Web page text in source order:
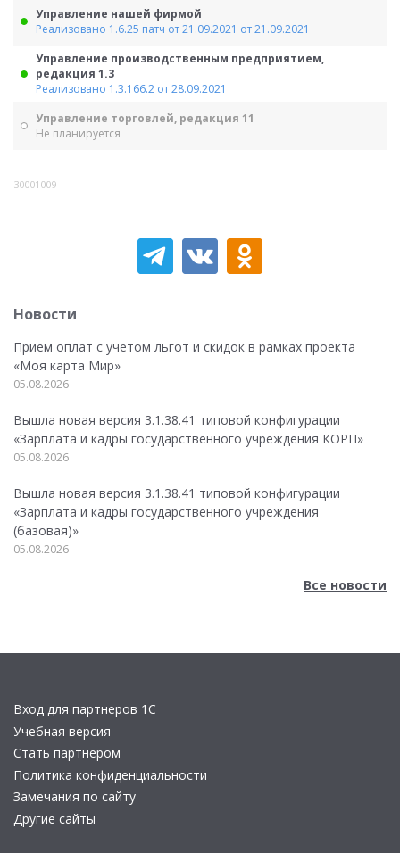
Управление нашей фирмой
Реализовано 1.6.25 патч от 21.09.2021 от 21.09.2021
Управление производственным предприятием,
редакция 1.3
Реализовано 1.3.166.2 от 28.09.2021
Управление торговлей, редакция 11
Не планируется
30001009
Новости
Прием оплат с учетом льгот и скидок в рамках проекта
«Моя карта Мир»
05.08.2026
Вышла новая версия 3.1.38.41 типовой конфигурации
«Зарплата и кадры государственного учреждения КОРП»
05.08.2026
Вышла новая версия 3.1.38.41 типовой конфигурации
«Зарплата и кадры государственного учреждения
(базовая)»
05.08.2026
Все новости
Вход для партнеров 1С
Учебная версия
Стать партнером
Политика конфиденциальности
Замечания по сайту
Другие сайты